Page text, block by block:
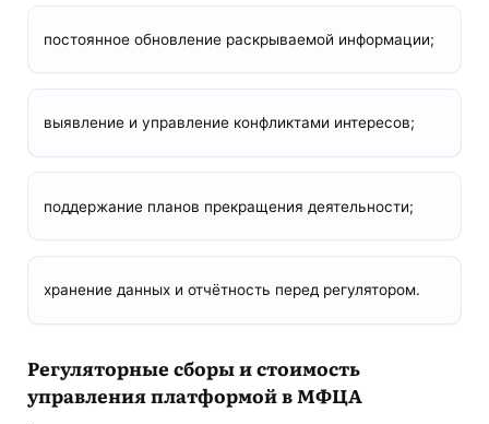
постоянное обновление раскрываемой информации;
выявление и управление конфликтами интересов;
поддержание планов прекращения деятельности;
хранение данных и отчётность перед регулятором.
Регуляторные сборы и стоимость
управления платформой в МФЦА